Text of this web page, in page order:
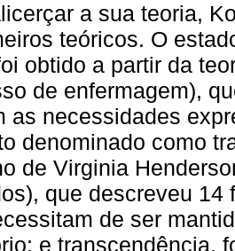
a sua teoria,
teóricos. O
obtido a partir da
de enfermagem),
as necessidades
denominado como
de Virginia
que descreveu
de ser
e transcendência,